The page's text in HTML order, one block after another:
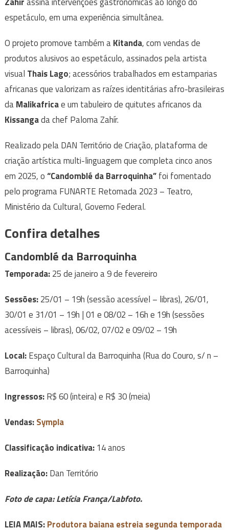
espetáculo, em uma experiência simultânea.
O projeto promove também aKitanda, com vendas de
produtos alusivos ao espetáculo, assinados pela artista
visual Thais Lago; acessórios trabalhados em estamparias
africanas que valorizam as raízes identitárias afro-brasileiras
daMalikafricae um tabuleiro de quitutes africanos da
Kissangada chef Paloma Zahír.
Realizado pela DAN Território de Criação, plataforma de
criação artística multi-linguagem que completa cinco anos
em 2025, o“Candomblé da Barroquinha”foi fomentado
pelo programa FUNARTE Retomada 2023 – Teatro,
Ministério da Cultural, Governo Federal.
Confira detalhes
Candomblé da Barroquinha
Temporada:25 de janeiro a 9 de fevereiro
Sessões:25/01 – 19h (sessão acessível – libras), 26/01,
30/01 e 31/01 – 19h | 01 e 08/02 – 16h e 19h (sessões
acessíveis – libras), 06/02, 07/02 e 09/02 – 19h
Local:Espaço Cultural da Barroquinha (Rua do Couro, s/ n –
Barroquinha)
Ingressos:R$ 60 (inteira) e R$ 30 (meia)
Vendas:Sympla
Classificação indicativa:14 anos
Realização:Dan Território
Foto de capa: Letícia França/Labfoto.
LEIA MAIS:Produtora baiana estreia segunda temporada